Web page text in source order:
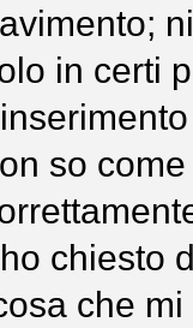
in certi
so
chiesto
che